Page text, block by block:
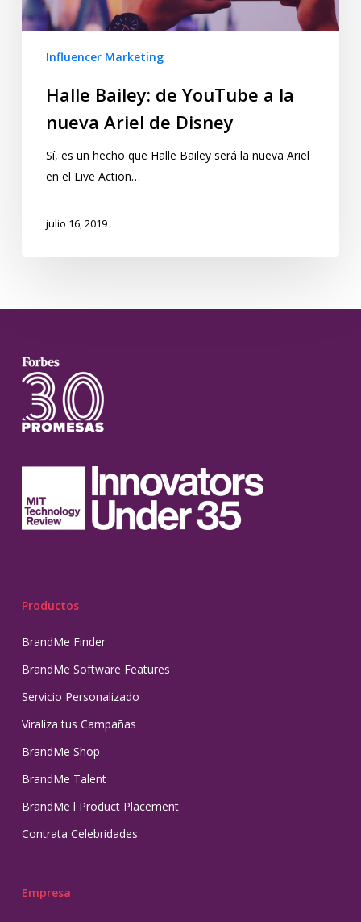
Influencer Marketing
Halle Bailey: de YouTube a la
nueva Ariel de Disney
Sí, es un hecho que Halle Bailey será la nueva Ariel
en el Live Action…
julio 16, 2019
Productos
BrandMe Finder
BrandMe Software Features
Servicio Personalizado
Viraliza tus Campañas
BrandMe Shop
BrandMe Talent
BrandMe l Product Placement
Contrata Celebridades
Empresa